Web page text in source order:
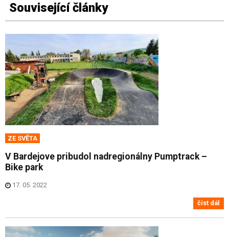
Související články
ZE SVĚTA
V Bardejove pribudol nadregionálny Pumptrack –
Bike park
17. 05. 2022
číst dál